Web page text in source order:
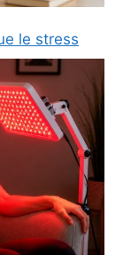
le stress